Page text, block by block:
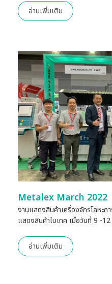
อ่านเพิ่มเติม
Metalex March 2022
งานแสดงสินค้าเครื่องจักรโลหะ
แสดงสินค้าไบเทค เมื่อวันที่ 9 -
อ่านเพิ่มเติม